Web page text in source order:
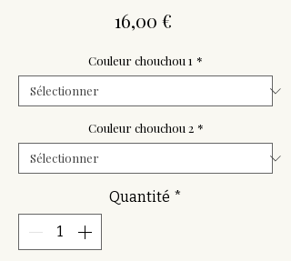
16,00 €
Couleur chouchou 1 *
Couleur chouchou 2 *
Quantité *